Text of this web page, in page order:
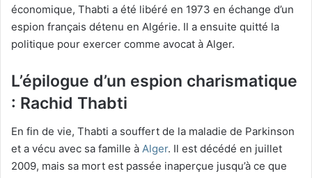
économique, Thabti a été libéré en 1973 en échange d’un
espion français détenu en Algérie. Il a ensuite quitté la
politique pour exercer comme avocat à Alger.
L’épilogue d’un espion charismatique
: Rachid Thabti
En fin de vie, Thabti a souffert de la maladie de Parkinson
et a vécu avec sa famille à Alger. Il est décédé en juillet
2009, mais sa mort est passée inaperçue jusqu’à ce que